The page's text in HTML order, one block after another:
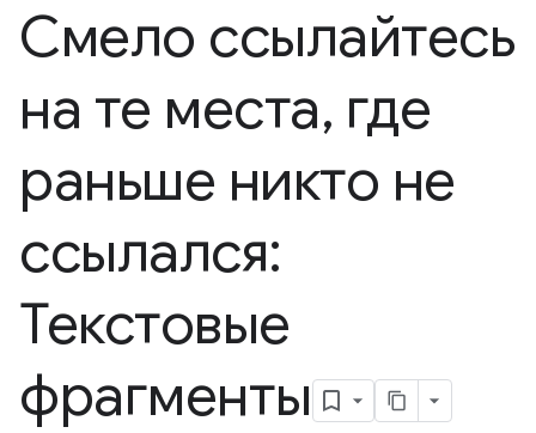
Смело ссылайтесь
на те места, где
раньше никто не
ссылался:
Текстовые
фрагменты